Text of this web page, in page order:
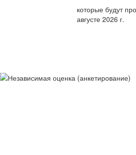
которые будут
августе 2026 г.